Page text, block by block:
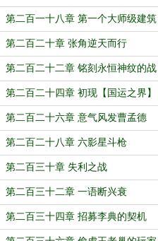
第二百一十八章 第一个大师级建筑
第二百二十章 张角逆天而行
第二百二十二章 铭刻永恒神纹的战
舰
第二百二十四章 初现【国运之界】
第二百二十六章 意气风发曹孟德
第二百二十八章 六影星斗枪
第二百三十章 失利之战
第二百三十二章 一语断兴衰
第二百三十四章 招募李典的契机